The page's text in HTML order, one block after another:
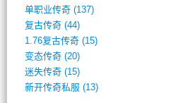
单职业传奇(137)
复古传奇(44)
1.76复古传奇(15)
变态传奇(20)
迷失传奇(15)
新开传奇私服 (13)